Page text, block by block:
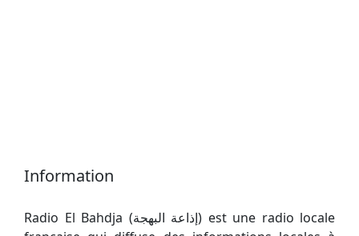
Information
Radio El Bahdja (إذاعة البهجة) est une radio locale